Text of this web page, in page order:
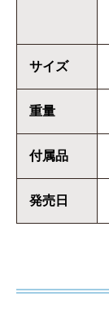
サイズ
重量
付属品
発売日